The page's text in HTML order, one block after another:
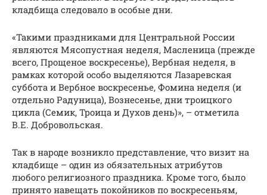
кладбища следовало в особые дни.
«Такими праздниками для Центральной России
являются Мясопустная неделя, Масленица (прежде
всего, Прощеное воскресенье), Вербная неделя, в
рамках которой особо выделяются Лазаревская
суббота и Вербное воскресенье, Фомина неделя (и
отдельно Радуница), Вознесенье, дни троицкого
цикла (Семик, Троица и Духов день)», – отметила
В.Е. Добровольская.
Так в народе возникло представление, что визит на
кладбище – один из обязательных атрибутов
любого религиозного праздника. Кроме того, было
принято навещать покойников по воскресеньям,